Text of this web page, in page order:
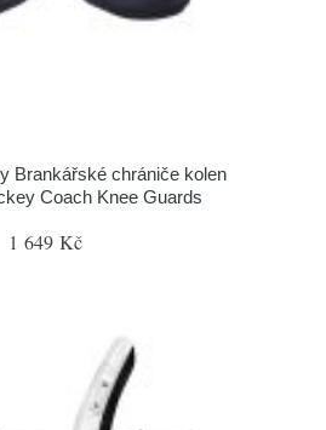
Brankářské chrániče kolen
Coach Knee Guards
1 649 Kč